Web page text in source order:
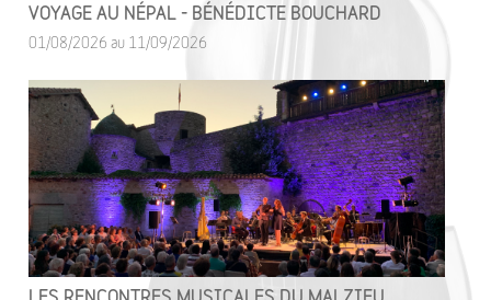
VOYAGE AU NÉPAL - BÉNÉDICTE BOUCHARD
01/08/2026 au 11/09/2026